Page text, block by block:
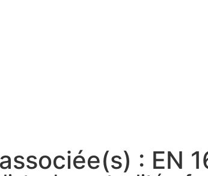
: EN